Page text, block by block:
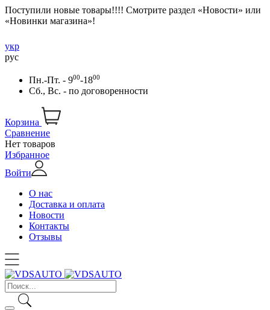
Поступили новые товары!!!! Смотрите раздел «Новости» или
«Новинки магазина»!
укр
рус
Пн.-Пт. - 900-1800
Сб., Вс. - по договоренности
Корзина
Сравнение
Нет товаров
Избранное
Войти
О нас
Доставка и оплата
Новости
Контакты
Отзывы